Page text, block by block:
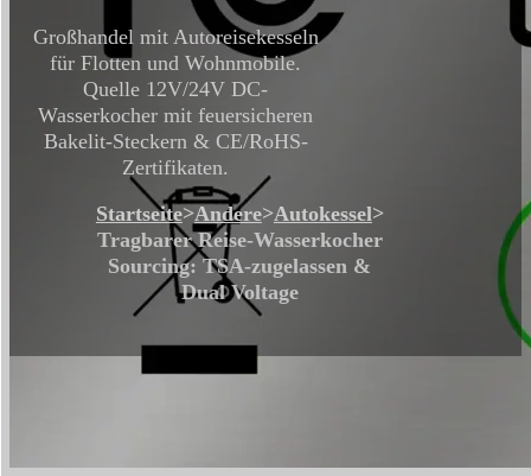
Großhandel mit Autoreisekesseln
für Flotten und Wohnmobile.
Quelle 12V/24V DC-
Wasserkocher mit feuersicheren
Bakelit-Steckern & CE/RoHS-
Zertifikaten.
Startseite>Andere>Autokessel>
Tragbarer Reise-Wasserkocher
Sourcing: TSA-zugelassen &
Dual Voltage